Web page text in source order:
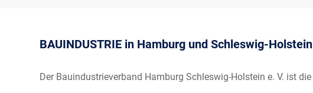
BAUINDUSTRIE in Hamburg und Schleswig-Holstein
Der Bauindustrieverband Hamburg Schleswig-Holstein e. V. ist die